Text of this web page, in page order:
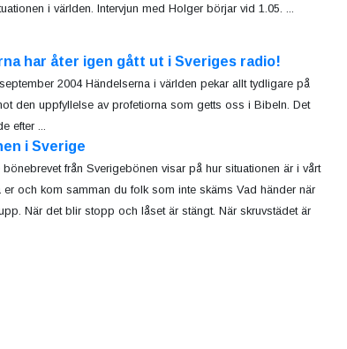
i världen. Intervjun med Holger börjar vid 1.05. ...
har åter igen gått ut i Sveriges radio!
2004 Händelserna i världen pekar allt tydligare på
den uppfyllelse av profetiorna som getts oss i Bibeln. Det
efter ...
i Sverige
bönebrevet från Sverigebönen visar på hur situationen är i vårt
er och kom samman du folk som inte skäms Vad händer när
När det blir stopp och låset är stängt. När skruvstädet är